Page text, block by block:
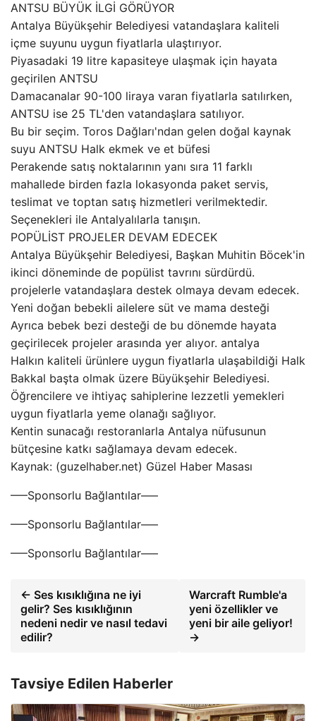
ANTSU BÜYÜK İLGİ GÖRÜYOR
Antalya Büyükşehir Belediyesi vatandaşlara kaliteli
içme suyunu uygun fiyatlarla ulaştırıyor.
Piyasadaki 19 litre kapasiteye ulaşmak için hayata
geçirilen ANTSU
Damacanalar 90-100 liraya varan fiyatlarla satılırken,
ANTSU ise 25 TL'den vatandaşlara satılıyor.
Bu bir seçim. Toros Dağları'ndan gelen doğal kaynak
suyu ANTSU Halk ekmek ve et büfesi
Perakende satış noktalarının yanı sıra 11 farklı
mahallede birden fazla lokasyonda paket servis,
teslimat ve toptan satış hizmetleri verilmektedir.
Seçenekleri ile Antalyalılarla tanışın.
POPÜLİST PROJELER DEVAM EDECEK
Antalya Büyükşehir Belediyesi, Başkan Muhitin Böcek'in
ikinci döneminde de popülist tavrını sürdürdü.
projelerle vatandaşlara destek olmaya devam edecek.
Yeni doğan bebekli ailelere süt ve mama desteği
Ayrıca bebek bezi desteği de bu dönemde hayata
geçirilecek projeler arasında yer alıyor. antalya
Halkın kaliteli ürünlere uygun fiyatlarla ulaşabildiği Halk
Bakkal başta olmak üzere Büyükşehir Belediyesi.
Öğrencilere ve ihtiyaç sahiplerine lezzetli yemekleri
uygun fiyatlarla yeme olanağı sağlıyor.
Kentin sunacağı restoranlarla Antalya nüfusunun
bütçesine katkı sağlamaya devam edecek.
Kaynak: (guzelhaber.net) Güzel Haber Masası
—–Sponsorlu Bağlantılar—–
—–Sponsorlu Bağlantılar—–
—–Sponsorlu Bağlantılar—–
← Ses kısıklığına ne iyi
gelir? Ses kısıklığının
nedeni nedir ve nasıl tedavi
edilir?
Warcraft Rumble'a
yeni özellikler ve
yeni bir aile geliyor!
→
Tavsiye Edilen Haberler